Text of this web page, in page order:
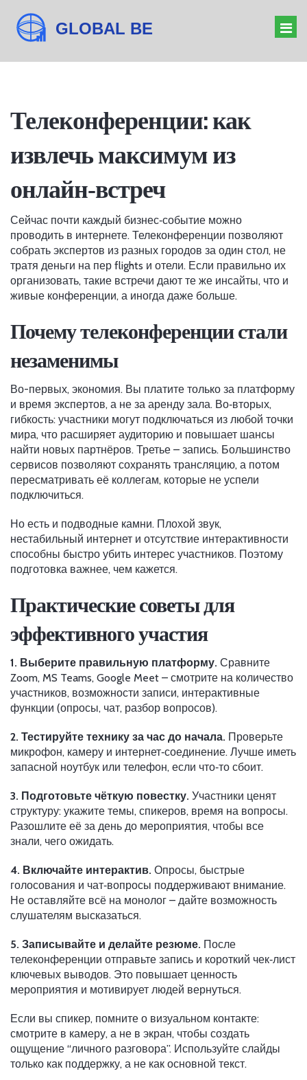
БАРЬЕРЫ БИЗНЕСА
ЗНАЧЕНИЕ ФОРУМА
Телеконференции: как
извлечь максимум из
онлайн‑встреч
Сейчас почти каждый бизнес‑событие можно
проводить в интернете. Телеконференции позволяют
собрать экспертов из разных городов за один стол, не
тратя деньги на пер flights и отели. Если правильно их
организовать, такие встречи дают те же инсайты, что и
живые конференции, а иногда даже больше.
Почему телеконференции стали
незаменимы
Во-первых, экономия. Вы платите только за платформу
и время экспертов, а не за аренду зала. Во‑вторых,
гибкость: участники могут подключаться из любой точки
мира, что расширяет аудиторию и повышает шансы
найти новых партнёров. Третье – запись. Большинство
сервисов позволяют сохранять трансляцию, а потом
пересматривать её коллегам, которые не успели
подключиться.
Но есть и подводные камни. Плохой звук,
нестабильный интернет и отсутствие интерактивности
способны быстро убить интерес участников. Поэтому
подготовка важнее, чем кажется.
Практические советы для
эффективного участия
1. Выберите правильную платформу. Сравните
Zoom, MS Teams, Google Meet – смотрите на количество
участников, возможности записи, интерактивные
функции (опросы, чат, разбор вопросов).
2. Тестируйте технику за час до начала. Проверьте
микрофон, камеру и интернет‑соединение. Лучше иметь
запасной ноутбук или телефон, если что‑то сбоит.
3. Подготовьте чёткую повестку. Участники ценят
структуру: укажите темы, спикеров, время на вопросы.
Разошлите её за день до мероприятия, чтобы все
знали, чего ожидать.
4. Включайте интерактив. Опросы, быстрые
голосования и чат‑вопросы поддерживают внимание.
Не оставляйте всё на монолог – дайте возможность
слушателям высказаться.
5. Записывайте и делайте резюме. После
телеконференции отправьте запись и короткий чек‑лист
ключевых выводов. Это повышает ценность
мероприятия и мотивирует людей вернуться.
Если вы спикер, помните о визуальном контакте:
смотрите в камеру, а не в экран, чтобы создать
ощущение “личного разговора”. Используйте слайды
только как поддержку, а не как основной текст.